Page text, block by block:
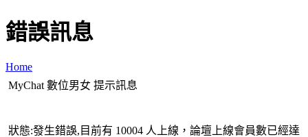
錯誤訊息
Home
MyChat 數位男女 提示訊息
狀態:發生錯誤,目前有 10004 人上線，論壇上線會員數已經達